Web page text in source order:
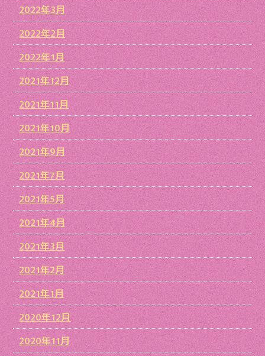
2022年3月
2022年2月
2022年1月
2021年12月
2021年11月
2021年10月
2021年9月
2021年7月
2021年5月
2021年4月
2021年3月
2021年2月
2021年1月
2020年12月
2020年11月